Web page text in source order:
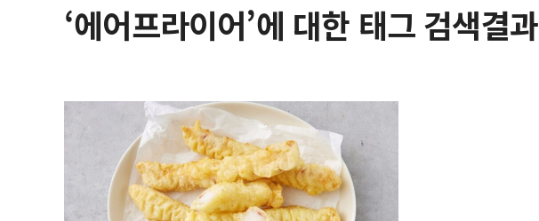
‘에어프라이어’에 대한 태그 검색결과